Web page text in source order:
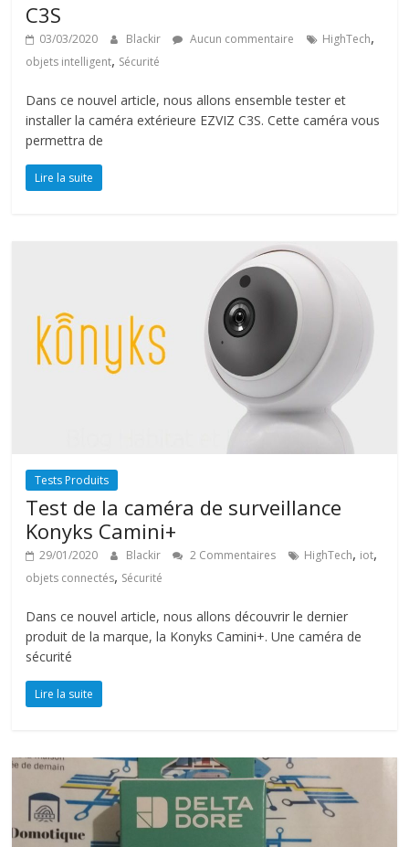
C3S
03/03/2020 Blackir Aucun commentaire HighTech,
objets intelligent, Sécurité
Dans ce nouvel article, nous allons ensemble tester et
installer la caméra extérieure EZVIZ C3S. Cette caméra vous
permettra de
Lire la suite
Tests Produits
Test de la caméra de surveillance
Konyks Camini+
29/01/2020 Blackir 2 Commentaires HighTech, iot,
objets connectés, Sécurité
Dans ce nouvel article, nous allons découvrir le dernier
produit de la marque, la Konyks Camini+. Une caméra de
sécurité
Lire la suite